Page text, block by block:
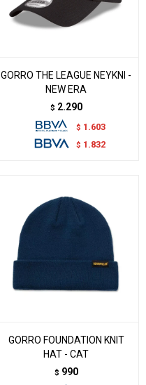
GORRO THE LEAGUE NEYKNI -
NEW ERA
$ 2.290
$ 1.603
$ 1.832
GORRO FOUNDATION KNIT
HAT - CAT
$ 990